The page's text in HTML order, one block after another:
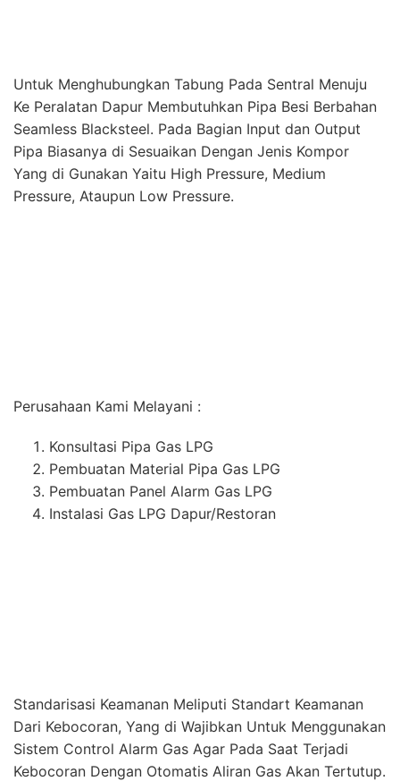
Dari Kebocoran, Yang di Wajibkan Untuk Menggunakan
Sistem Control Alarm Gas Agar Pada Saat Terjadi
Kebocoran Dengan Otomatis Aliran Gas Akan Tertutup.